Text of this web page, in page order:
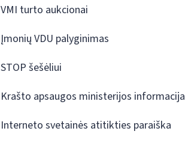
VMI turto aukcionai
Įmonių VDU palyginimas
STOP šešėliui
Krašto apsaugos ministerijos informacija
Interneto svetainės atitikties paraiška